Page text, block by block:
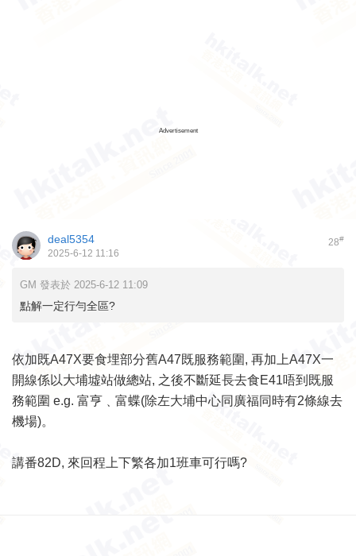
Advertisement
28#
deal5354
2025-6-12 11:16
GM 發表於 2025-6-12 11:09
點解一定行勻全區?
依加既A47X要食埋部分舊A47既服務範圍, 再加上A47X一
開線係以大埔墟站做總站, 之後不斷延長去食E41唔到既服
務範圍 e.g. 富亨﹑富蝶(除左大埔中心同廣福同時有2條線去
機場)。
講番82D, 來回程上下繁各加1班車可行嗎?